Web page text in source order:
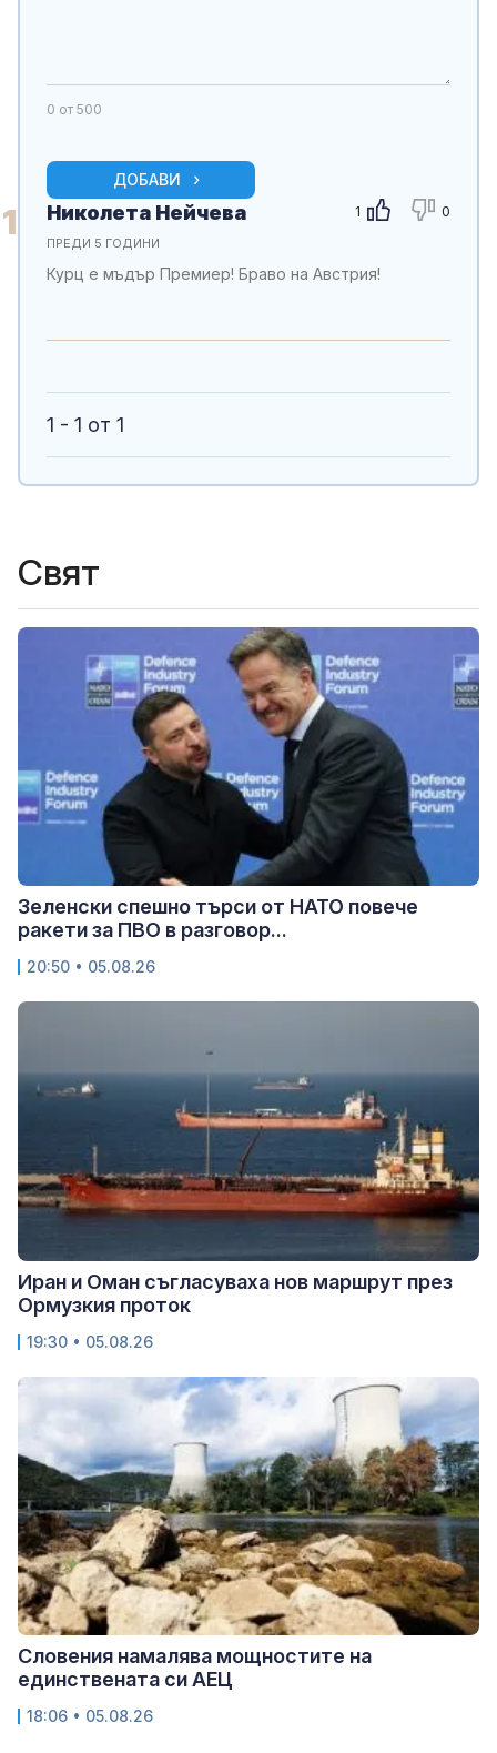
0 от 500
ДОБАВИ
1 1 0
Николета Нейчева
ПРЕДИ 5 ГОДИНИ
Курц е мъдър Премиер! Браво на Австрия!
1 - 1 от 1
Свят
Зеленски спешно търси от НАТО повече
ракети за ПВО в разговор...
20:50 • 05.08.26
Иран и Оман съгласуваха нов маршрут през
Ормузкия проток
19:30 • 05.08.26
Словения намалява мощностите на
единствената си АЕЦ
18:06 • 05.08.26